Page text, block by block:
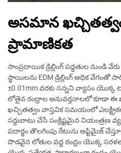
అసమాన
ప్రామాణికత
సాంప్రదాయిక డ్రిల్లింగ్ పద్ధతుల నుండి
స్థాయిలను EDM డ్రిల్లింగ్ అధిక వేగంతో
±0.01mm వరకు సన్నని వ్యాసం యొక్క
లోతైన రంధ్రాల అనువర్తనాలలో కూడా ఈ
ఖచ్చితత్వం వాస్తవిక సమయంలో
సర్దుబాటు చేసే సంక్లిష్టమైన నియంత్రణ
పదార్థం తొలగింపు రేటును ఆప్టిమైజ్
పొడవైన లోతుల వద్ద రంధ్రం యొక్క